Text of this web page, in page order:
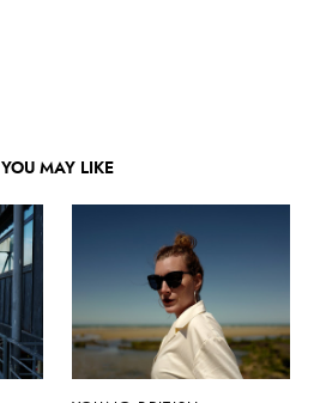
YOU MAY LIKE